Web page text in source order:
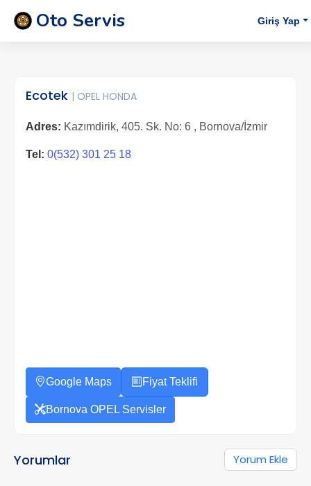
Oto Servis Giriş Yap
Ecotek | OPEL HONDA
Adres: Kazımdirik, 405. Sk. No: 6 , Bornova/İzmir
Tel: 0(532) 301 25 18
Google Maps Fiyat Teklifi
Bornova OPEL Servisler
Yorumlar Yorum Ekle